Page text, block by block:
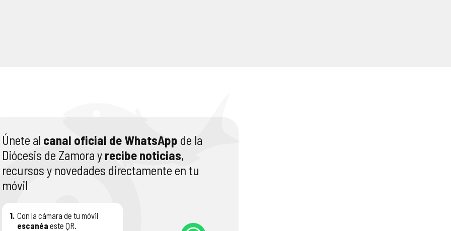
Únete al canal oficial de WhatsApp de la
Diócesis de Zamora y recibe noticias,
recursos y novedades directamente en tu
móvil
1. Con la cámara de tu móvil
escanéa este QR.